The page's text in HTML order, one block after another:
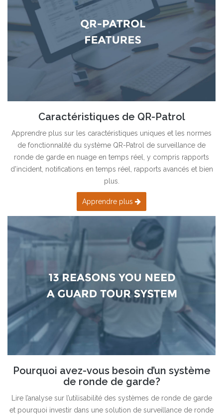
Caractéristiques de QR-Patrol
Apprendre plus sur les caractéristiques uniques et les normes
de fonctionnalité du système QR-Patrol de surveillance de
ronde de garde en nuage en temps réel, y compris rapports
d'incident, notifications en temps réel, rapports avancés et bien
plus.
Apprendre plus
Pourquoi avez-vous besoin d’un système
de ronde de garde?
Lire l’analyse sur l’utilisabilité des systèmes de ronde de garde
et pourquoi investir dans une solution de surveillance de ronde